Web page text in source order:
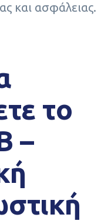
και ασφάλειας.
τo
–